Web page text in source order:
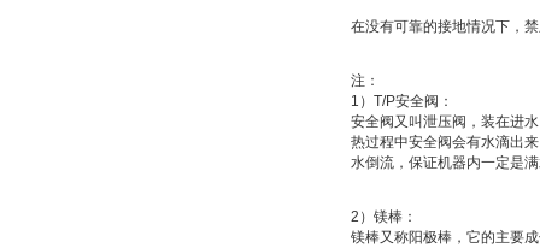
在没有可靠的接地情况下，
注：
1）T/P安全阀：
安全阀又叫泄压阀，装在进
热过程中安全阀会有水滴出
水倒流，保证机器内一定是
2）镁棒：
镁棒又称阳极棒，它的主要